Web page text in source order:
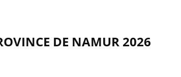
DE NAMUR 2026